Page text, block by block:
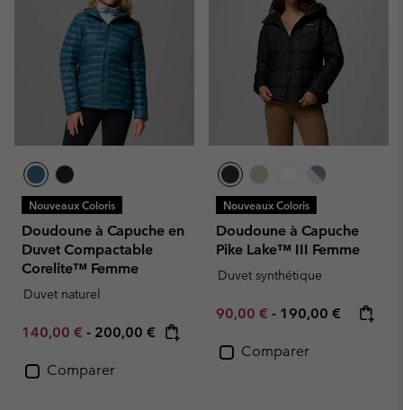
Nouveaux Coloris
Doudoune à Capuche en
Duvet Compactable
Corelite™ Femme
Duvet naturel
Minimum sale price:
140,00 € - Maximum price:
200,00 €
Comparer
Nouveaux Coloris
Doudoune à Capuche
Pike Lake™ III Femme
Duvet synthétique
Minimum sale price:
90,00 € - Maximum price:
190,00 €
Comparer